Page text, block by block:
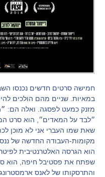
חמישה סרטים חדשים נכנסו
במאיות. שניים מהם הולכים
מזנק כמעט לפסגה. ואלה הם: ״The Martian״
״לבד על המאדים״, הוא סרט
שאת שמו העברי אני לא מוכן
מקומות-העבודה החדשה של
הוא הגרסה האלטרנטיבית לפיטר
שפתח את פסטיבל חיפה, הוא
והתרסקותו של לאנס